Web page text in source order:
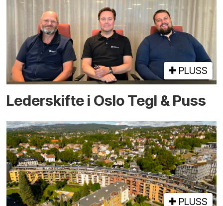
PLUSS
Lederskifte i Oslo Tegl & Puss
PLUSS